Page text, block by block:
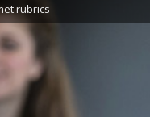
rubrics